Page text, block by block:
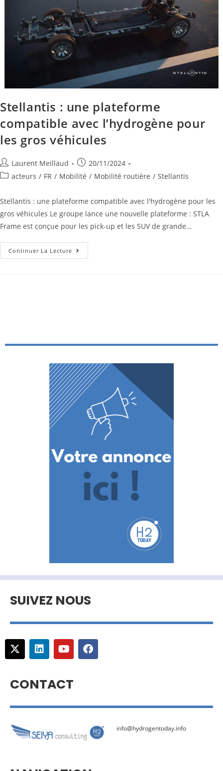
Stellantis : une plateforme
compatible avec l’hydrogène pour
les gros véhicules
Laurent Meillaud
20/11/2024
acteurs / FR / Mobilité / Mobilité routière / Stellantis
Stellantis : une plateforme compatible avec l'hydrogène pour les
gros véhicules Le groupe lance une nouvelle plateforme : STLA
Frame est conçue pour les pick-up et les SUV de grande…
Continuer La Lecture
SUIVEZ NOUS
CONTACT
info@hydrogentoday.info